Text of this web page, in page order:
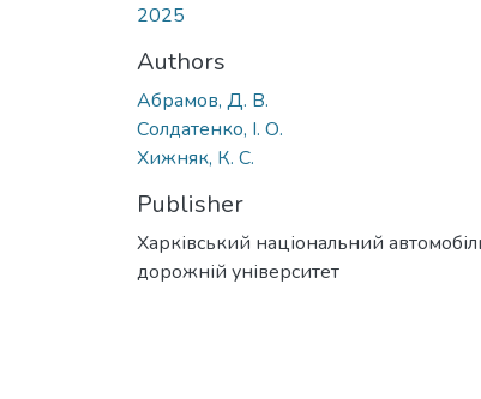
2025
Authors
Абрамов, Д. В.
Солдатенко, І. О.
Хижняк, К. С.
Publisher
Харківський національний
дорожній університет